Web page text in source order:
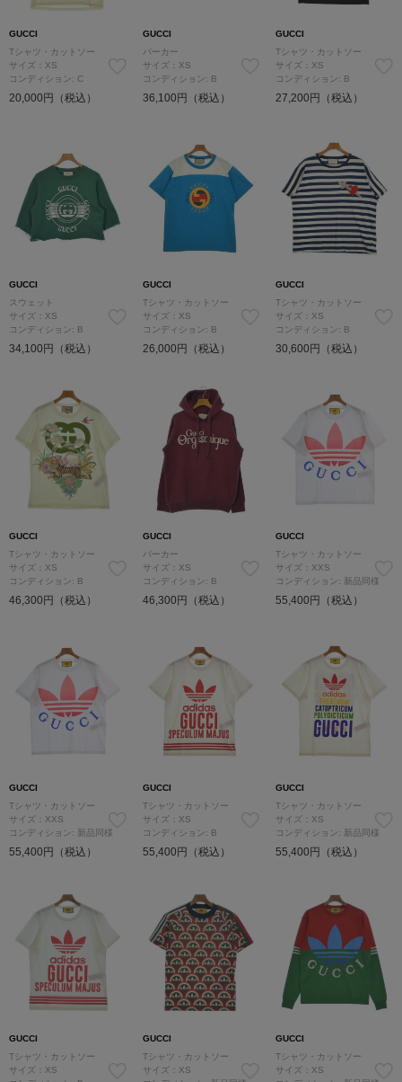
GUCCI
Tシャツ・カットソー
サイズ：XS
コンディション: C
20,000円（税込）
GUCCI
パーカー
サイズ：XS
コンディション: B
36,100円（税込）
GUCCI
Tシャツ・カットソー
サイズ：XS
コンディション: B
27,200円（税込）
GUCCI
スウェット
サイズ：XS
コンディション: B
34,100円（税込）
GUCCI
Tシャツ・カットソー
サイズ：XS
コンディション: B
26,000円（税込）
GUCCI
Tシャツ・カットソー
サイズ：XS
コンディション: B
30,600円（税込）
GUCCI
Tシャツ・カットソー
サイズ：XS
コンディション: B
46,300円（税込）
GUCCI
パーカー
サイズ：XS
コンディション: B
46,300円（税込）
GUCCI
Tシャツ・カットソー
サイズ：XXS
コンディション: 新品同様
55,400円（税込）
GUCCI
Tシャツ・カットソー
サイズ：XXS
コンディション: 新品同様
55,400円（税込）
GUCCI
Tシャツ・カットソー
サイズ：XS
コンディション: B
55,400円（税込）
GUCCI
Tシャツ・カットソー
サイズ：XS
コンディション: 新品同様
55,400円（税込）
GUCCI
Tシャツ・カットソー
サイズ：XS
GUCCI
Tシャツ・カットソー
サイズ：XS
GUCCI
Tシャツ・カットソー
サイズ：XS